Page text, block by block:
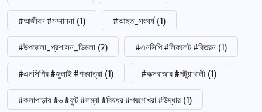
#আজীবন #সম্মাননা (1) #আহত_সংঘর্ষ (1)
#উপজেলা_প্রশাসন_ডিমলা (2) #এনসিপি #লিফলেট #বিতরন (1)
#এনসিপির #জুলাই #পদযাত্রা (1) #কক্সবাজার #পটুয়াখালী (1)
#কলাপাড়ায় #৬ #ফুট #লম্বা #বিষধর #পদ্মগোখরা #উদ্ধার (1)